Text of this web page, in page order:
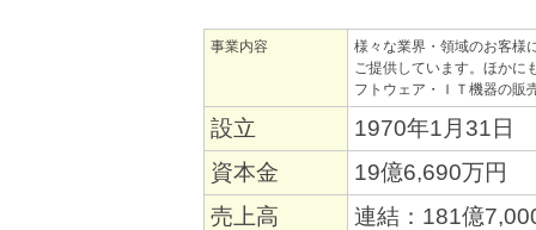
事業内容
様々な業界・領域のお客様
ご提供しています。ほかに
フトウェア・ＩＴ機器の販
設立
1970年1月31日
資本金
19億6,690万円
売上高
連結：181億